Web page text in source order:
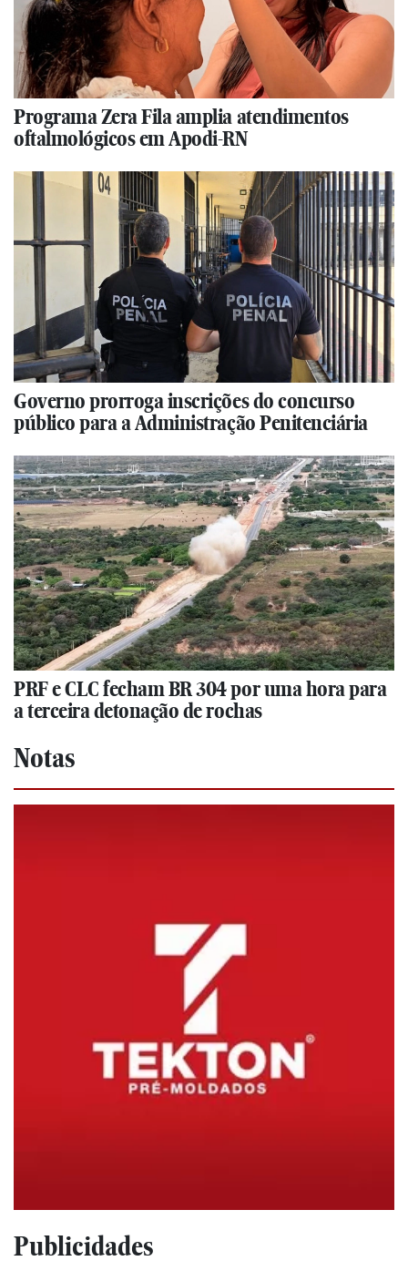
Programa Zera Fila amplia atendimentos
oftalmológicos em Apodi-RN
Governo prorroga inscrições do concurso
público para a Administração Penitenciária
PRF e CLC fecham BR 304 por uma hora para
a terceira detonação de rochas
Notas
Publicidades